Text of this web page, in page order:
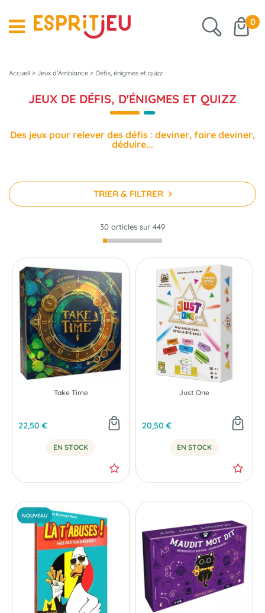
0
Accueil > Jeux d'Ambiance > Défis, énigmes et quizz
JEUX DE DÉFIS, D'ÉNIGMES ET QUIZZ
Des jeux pour relever des défis : deviner, faire deviner,
déduire...
TRIER & FILTRER
30 articles sur 449
Take Time
22,50 €
EN STOCK
Just One
20,50 €
EN STOCK